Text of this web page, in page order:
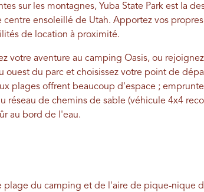
sur les montagnes, Yuba State Park est la
centre ensoleillé de Utah. Apportez vos
de location à proximité.
votre aventure au camping Oasis, ou
ouest du parc et choisissez votre point de
plages offrent beaucoup d'espace ;
réseau de chemins de sable (véhicule 4x4
au bord de l'eau.
plage du camping et de l'aire de pique-nique